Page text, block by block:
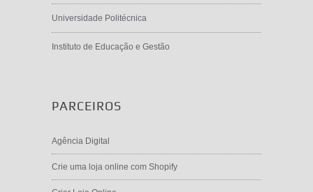
Universidade Politécnica
Instituto de Educação e Gestão
PARCEIROS
Agência Digital
Crie uma loja online com Shopify